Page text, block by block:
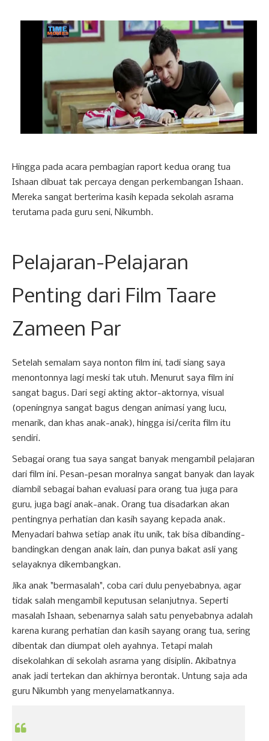
Hingga pada acara pembagian raport kedua orang tua
Ishaan dibuat tak percaya dengan perkembangan Ishaan.
Mereka sangat berterima kasih kepada sekolah asrama
terutama pada guru seni, Nikumbh.
Pelajaran-Pelajaran
Penting dari Film Taare
Zameen Par
Setelah semalam saya nonton film ini, tadi siang saya
menontonnya lagi meski tak utuh. Menurut saya film ini
sangat bagus. Dari segi akting aktor-aktornya, visual
(openingnya sangat bagus dengan animasi yang lucu,
menarik, dan khas anak-anak), hingga isi/cerita film itu
sendiri.
Sebagai orang tua saya sangat banyak mengambil pelajaran
dari film ini. Pesan-pesan moralnya sangat banyak dan layak
diambil sebagai bahan evaluasi para orang tua juga para
guru, juga bagi anak-anak. Orang tua disadarkan akan
pentingnya perhatian dan kasih sayang kepada anak.
Menyadari bahwa setiap anak itu unik, tak bisa dibanding-
bandingkan dengan anak lain, dan punya bakat asli yang
selayaknya dikembangkan.
Jika anak "bermasalah", coba cari dulu penyebabnya, agar
tidak salah mengambil keputusan selanjutnya. Seperti
masalah Ishaan, sebenarnya salah satu penyebabnya adalah
karena kurang perhatian dan kasih sayang orang tua, sering
dibentak dan diumpat oleh ayahnya. Tetapi malah
disekolahkan di sekolah asrama yang disiplin. Akibatnya
anak jadi tertekan dan akhirnya berontak. Untung saja ada
guru Nikumbh yang menyelamatkannya.